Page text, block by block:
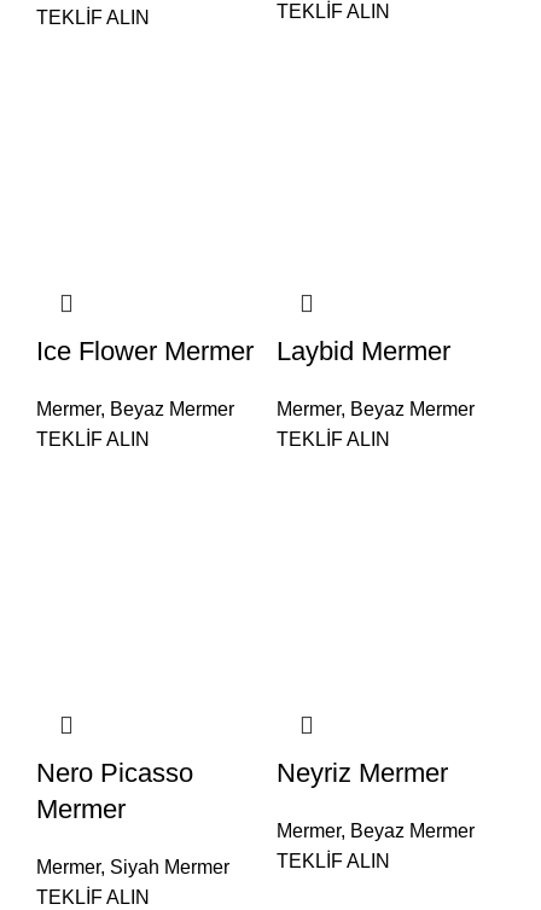
TEKLİF ALIN
TEKLİF ALIN
Ice Flower Mermer
Mermer, Beyaz Mermer
TEKLİF ALIN
Laybid Mermer
Mermer, Beyaz Mermer
TEKLİF ALIN
Nero Picasso
Mermer
Mermer, Siyah Mermer
TEKLİF ALIN
Neyriz Mermer
Mermer, Beyaz Mermer
TEKLİF ALIN